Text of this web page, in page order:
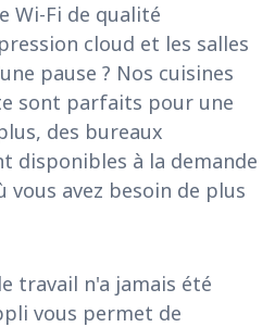
Wi-Fi de qualité
cloud et les salles
pause ? Nos cuisines
sont parfaits pour une
des bureaux
disponibles à la demande
vous avez besoin de plus
travail n'a jamais été
vous permet de